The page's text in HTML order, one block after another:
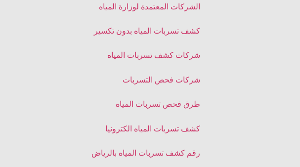
الشركات المعتمدة لوزارة المياه
كشف تسربات المياه بدون تكسير
شركات كشف تسربات المياه
شركات فحص التسربات
طرق فحص تسربات المياه
كشف تسربات المياه الكترونيا
رقم كشف تسربات المياه بالرياض